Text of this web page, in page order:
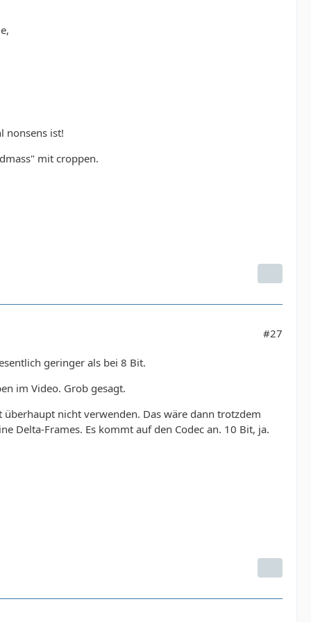
nonsens ist!
mit croppen.
#27
geringer als bei 8 Bit.
im Video. Grob gesagt.
nicht verwenden. Das wäre dann trotzdem
Delta-Frames. Es kommt auf den Codec an. 10 Bit, ja.